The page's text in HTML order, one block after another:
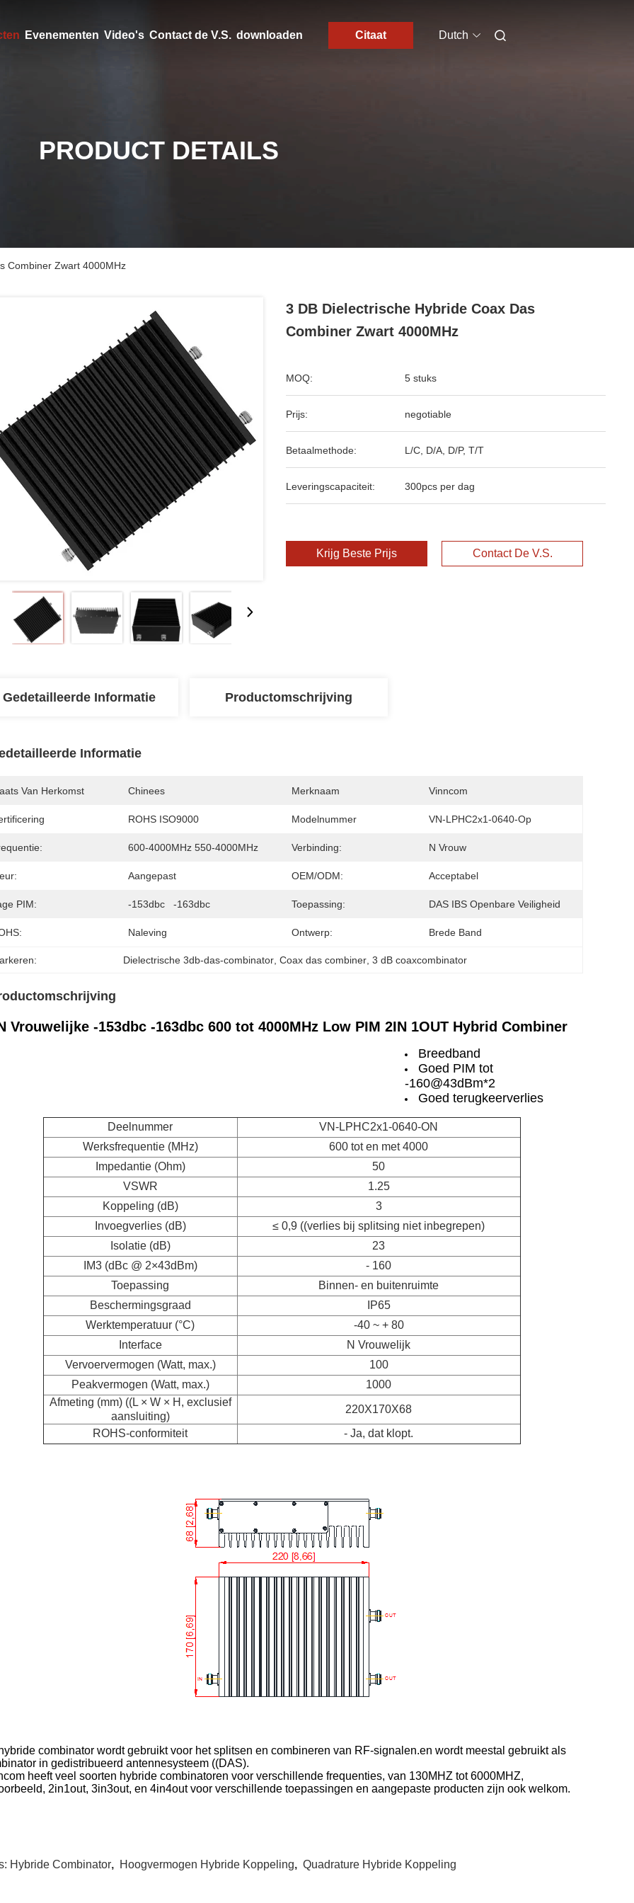
Evenementen Video's Contact de V.S. downloaden Citaat Dutch
PRODUCT DETAILS
Combiner Zwart 4000MHz
3 DB Dielectrische Hybride Coax Das
Combiner Zwart 4000MHz
MOQ: 5 stuks
Prijs: negotiable
Betaalmethode: L/C, D/A, D/P, T/T
Leveringscapaciteit: 300pcs per dag
Krijg Beste Prijs Contact De V.S.
Gedetailleerde Informatie Productomschrijving
Informatie
Van Herkomst Chinees Merknaam Vinncom
ROHS ISO9000 Modelnummer VN-LPHC2x1-0640-Op
600-4000MHz 550-4000MHz Verbinding: N Vrouw
Aangepast OEM/ODM: Acceptabel
PIM: -153dbc   -163dbc Toepassing: DAS IBS Openbare Veiligheid
Naleving Ontwerp: Brede Band
Dielectrische 3db-das-combinator , Coax das combiner , 3 dB coaxcombinator
Vrouwelijke -153dbc -163dbc 600 tot 4000MHz Low PIM 2IN 1OUT Hybrid Combiner
Breedband
Goed PIM tot
-160@43dBm*2
Goed terugkeerverlies
Deelnummer
VN-LPHC2x1-0640-ON
Werksfrequentie (MHz)
600 tot en met 4000
Impedantie (Ohm)
50
VSWR
1.25
Koppeling (dB)
3
Invoegverlies (dB)
≤ 0,9 ((verlies bij splitsing niet inbegrepen)
Isolatie (dB)
23
IM3 (dBc @ 2×43dBm)
- 160
Toepassing
Binnen- en buitenruimte
Beschermingsgraad
IP65
Werktemperatuur (°C)
-40 ~ + 80
Interface
N Vrouwelijk
Vervoervermogen (Watt, max.)
100
Peakvermogen (Watt, max.)
1000
Afmeting (mm) ((L × W × H, exclusief
aansluiting)
220X170X68
ROHS-conformiteit
- Ja, dat klopt.
combinator wordt gebruikt voor het splitsen en combineren van RF-signalen.en wordt meestal gebruikt als
in gedistribueerd antennesysteem ((DAS).
heeft veel soorten hybride combinatoren voor verschillende frequenties, van 130MHZ tot 6000MHZ,
2in1out, 3in3out, en 4in4out voor verschillende toepassingen en aangepaste producten zijn ook welkom.
Hybride Combinator, Hoogvermogen Hybride Koppeling, Quadrature Hybride Koppeling